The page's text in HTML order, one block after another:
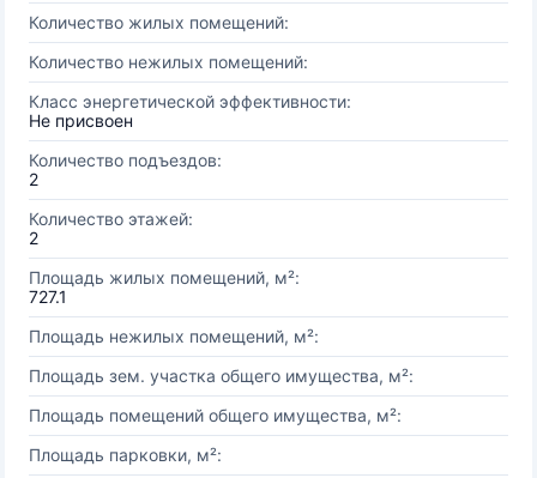
Количество жилых помещений:
Количество нежилых помещений:
Класс энергетической эффективности:
Не присвоен
Количество подъездов:
2
Количество этажей:
2
Площадь жилых помещений, м²:
727.1
Площадь нежилых помещений, м²:
Площадь зем. участка общего имущества, м²:
Площадь помещений общего имущества, м²:
Площадь парковки, м²: